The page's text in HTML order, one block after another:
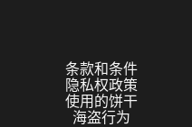
条款和条件
隐私权政策
使用的饼干
海盗行为